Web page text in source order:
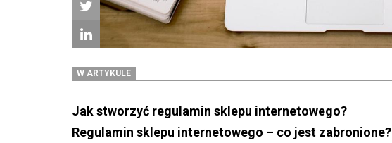
W ARTYKULE
Jak stworzyć regulamin sklepu internetowego?
Regulamin sklepu internetowego – co jest zabronione?